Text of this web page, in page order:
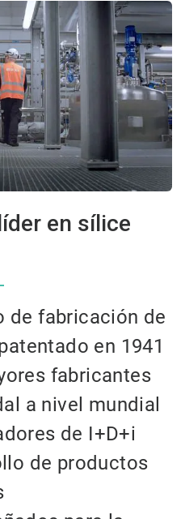
en sílice
de fabricación de
en 1941
fabricantes
a nivel mundial
de I+D+i
de productos